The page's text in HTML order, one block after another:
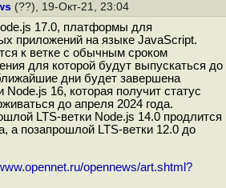
(??), 19-Окт-21, 23:04
17.0, платформы для
приложений на языке JavaScript.
к ветке с обычным сроком
для которой будут выпускаться до
дни будет завершена
Node.js 16, которая получит статус
до апреля 2024 года.
LTS-ветки Node.js 14.0 продлится
а позапрошлой LTS-ветки 12.0 до
opennews/art.shtml?